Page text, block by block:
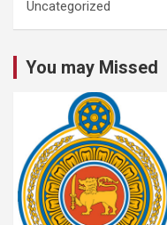
Uncategorized
You may Missed